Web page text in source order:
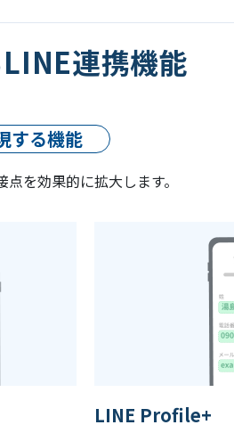
連携機能
する機能
を効果的に拡大します。
LINE Profile+